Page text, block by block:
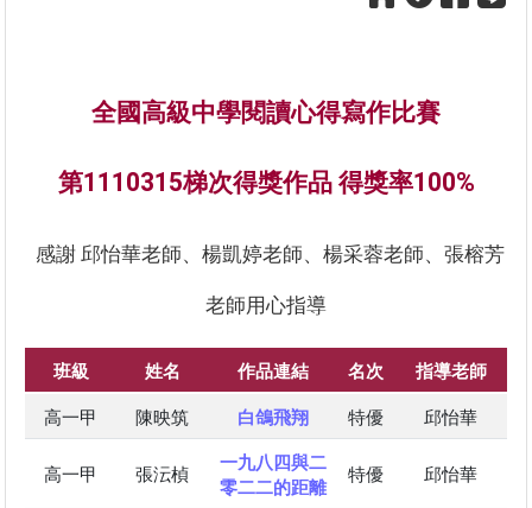
全國高級中學閱讀心得寫作比賽
第1110315梯次得獎作品 得獎率100%
感謝 邱怡華老師、楊凱婷老師、楊采蓉老師、張榕芳
老師用心指導
班級 姓名 作品連結 名次 指導老師
高一甲 陳映筑 白鴿飛翔 特優 邱怡華
高一甲 張沄楨
一九八四與二
零二二的距離
特優 邱怡華